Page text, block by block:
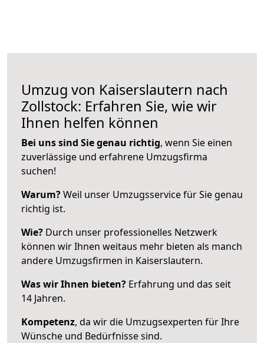
Umzug von Kaiserslautern nach
Zollstock: Erfahren Sie, wie wir
Ihnen helfen können
Bei uns sind Sie genau richtig, wenn Sie einen
zuverlässige und erfahrene Umzugsfirma
suchen!
Warum?Weil unser Umzugsservice für Sie genau
richtig ist.
Wie? Durch unser professionelles Netzwerk
können wir Ihnen weitaus mehr bieten als manch
andere Umzugsfirmen in Kaiserslautern.
Was wir Ihnen bieten? Erfahrung und das seit
14 Jahren.
Kompetenz, da wir die Umzugsexperten für Ihre
Wünsche und Bedürfnisse sind.